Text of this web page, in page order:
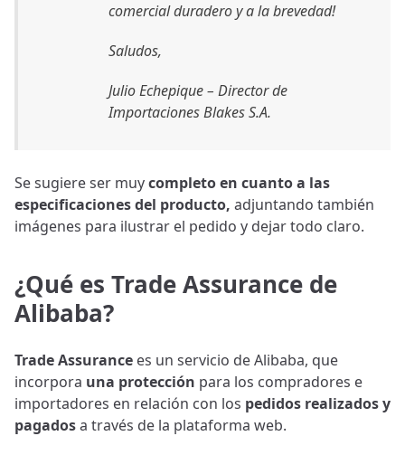
comercial duradero y a la brevedad!
Saludos,
Julio Echepique – Director de
Importaciones Blakes S.A.
Se sugiere ser muycompleto en cuanto a las
especificaciones del producto, adjuntando también
imágenes para ilustrar el pedido y dejar todo claro.
¿Qué es Trade Assurance de
Alibaba?
Trade Assurance es un servicio de Alibaba, que
incorpora una protección para los compradores e
importadores en relación con los pedidos realizados y
pagadosa través de la plataforma web.